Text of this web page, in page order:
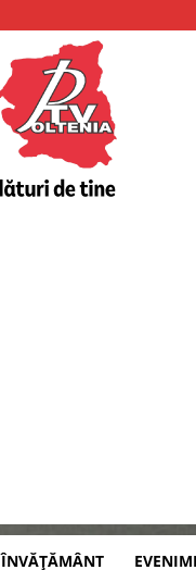
ÎNVĂȚĂMÂNT